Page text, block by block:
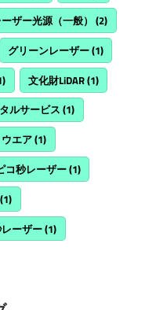
ザー光源（一般） (2)
グリーンレーザー(1)
文化財LiDAR(1)
ルサービス (1)
エア(1)
コ秒レーザー(1)
(1)
ーザー(1)